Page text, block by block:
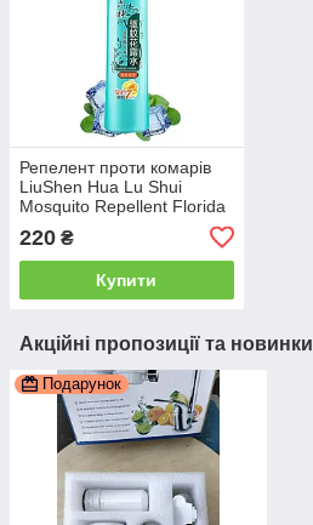
Репелент проти комарів
LiuShen Hua Lu Shui
Mosquito Repellent Florida
220 ₴
Купити
Акційні пропозиції та новинки
Подарунок